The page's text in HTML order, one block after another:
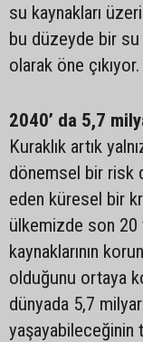
su kaynakları
bu düzeyde bir su
olarak öne çıkıyor.
2040’ da 5,7
Kuraklık artık
dönemsel bir risk
eden küresel bir
ülkemizde son 20
kaynaklarının
olduğunu ortaya
dünyada 5,7 milyar
yaşayabileceğinin